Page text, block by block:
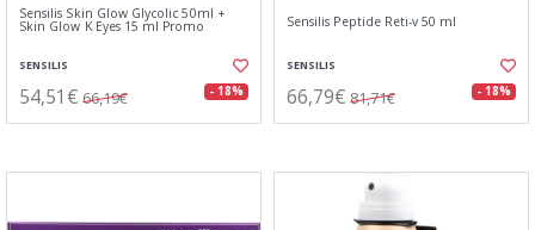
Sensilis Skin Glow Glycolic 50ml +
Skin Glow K Eyes 15 ml Promo
SENSILIS
54,51€ 66,19€ - 18%
Sensilis Peptide Reti-v 50 ml
SENSILIS
66,79€ 81,71€ - 18%